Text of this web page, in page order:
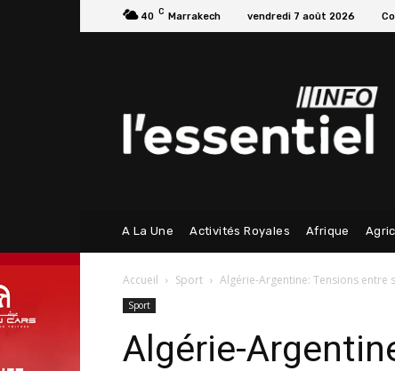
40 C Marrakech vendredi 7 août 2026
A La Une Activités Royales Afrique
Accueil Sport Algérie-Argentine: Tensions entre
Sport
Algérie-